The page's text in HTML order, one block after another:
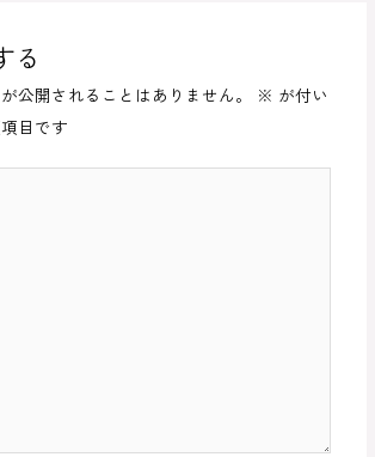
る
公開されることはありません。 ※ が付い
目です